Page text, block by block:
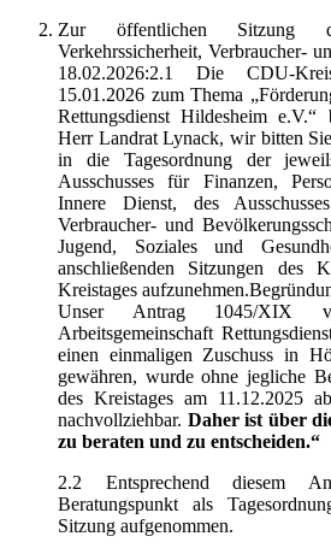
Zur öffentlichen Sitzung
Verkehrssicherheit, Verbraucher-
18.02.2026:2.1 Die CDU-
15.01.2026 zum Thema
Rettungsdienst Hildesheim e.V.“
Herr Landrat Lynack, wir bitten
in die Tagesordnung der
Ausschusses für Finanzen,
Innere Dienst, des
Verbraucher- und
Jugend, Soziales und
anschließenden Sitzungen des
Kreistages
Unser Antrag 1045/XIX
Arbeitsgemeinschaft
einen einmaligen Zuschuss in
gewähren, wurde ohne jegliche
des Kreistages am 11.12.2025
nachvollziehbar. Daher ist über
zu beraten und zu entscheiden.“
2.2 Entsprechend diesem
Beratungspunkt als
Sitzung aufgenommen.